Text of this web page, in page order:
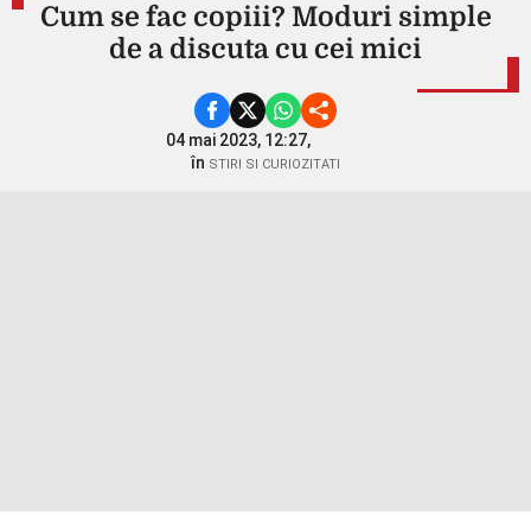
Cum se fac copiii? Moduri simple
de a discuta cu cei mici
04 mai 2023, 12:27,
în STIRI SI CURIOZITATI